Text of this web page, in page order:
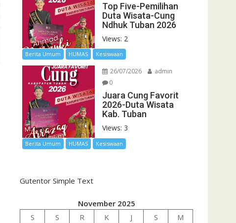
Top Five-Pemilihan
Duta Wisata-Cung
Ndhuk Tuban 2026
Views: 2
Berita Umum HUMAS Kesiswaan
26/07/2026
admin
0
Juara Cung Favorit
2026-Duta Wisata
Kab. Tuban
Views: 3
Berita Umum HUMAS Kesiswaan
Gutentor Simple Text
November 2025
S
S R K J S
M